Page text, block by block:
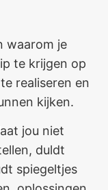
waarom je
te krijgen op
realiseren en
kijken.
jou niet
duldt
spiegeltjes